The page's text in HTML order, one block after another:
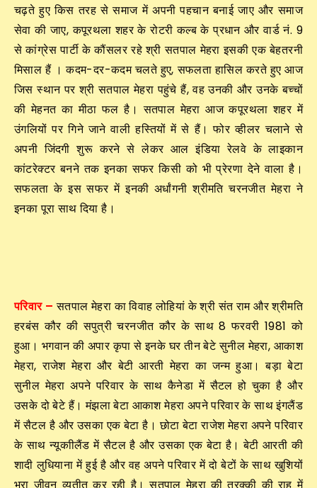
चढ़ते हुए किस तरह से समाज में अपनी पहचान बनाई जाए और समाज
सेवा की जाए, कपूरथला शहर के रोटरी कल्ब के प्रधान और वार्ड नं. 9
से कांग्रेस पार्टी के कौंसलर रहे श्री सतपाल मेहरा इसकी एक बेहतरनी
मिसाल हैं । कदम-दर-कदम चलते हुए, सफलता हासिल करते हुए आज
जिस स्थान पर श्री सतपाल मेहरा पहुंचे हैं, वह उनकी और उनके बच्चों
की मेहनत का मीठा फल है। सतपाल मेहरा आज कपूरथला शहर में
उंगलियों पर गिने जाने वाली हस्तियों में से हैं। फोर व्हीलर चलाने से
अपनी जिंदगी शुरू करने से लेकर आल इंडिया रेलवे के लाइकान
कांटरेक्टर बनने तक इनका सफर किसी को भी प्रेरणा देने वाला है।
सफलता के इस सफर में इनकी अर्धांगनी श्रीमति चरनजीत मेहरा ने
इनका पूरा साथ दिया है।
परिवार – सतपाल मेहरा का विवाह लोहियां के श्री संत राम और श्रीमति
हरबंस कौर की सपुत्री चरनजीत कौर के साथ 8 फरवरी 1981 को
हुआ। भगवान की अपार कृपा से इनके घर तीन बेटे सुनील मेहरा, आकाश
मेहरा, राजेश मेहरा और बेटी आरती मेहरा का जन्म हुआ। बड़ा बेटा
सुनील मेहरा अपने परिवार के साथ कैनेडा में सैटल हो चुका है और
उसके दो बेटे हैं। मंझला बेटा आकाश मेहरा अपने परिवार के साथ इंगलैंड
में सैटल है और उसका एक बेटा है। छोटा बेटा राजेश मेहरा अपने परिवार
के साथ न्यूकाीलैंड में सैटल है और उसका एक बेटा है। बेटी आरती की
शादी लुधियाना में हुई है और वह अपने परिवार में दो बेटों के साथ खुशियों